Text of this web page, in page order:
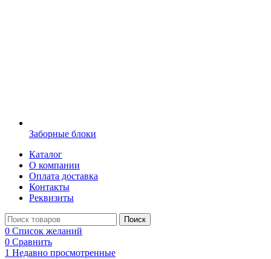
Заборные блоки
Каталог
О компании
Оплата доставка
Контакты
Реквизиты
Поиск
0 Список желаний
0 Сравнить
1 Недавно просмотренные